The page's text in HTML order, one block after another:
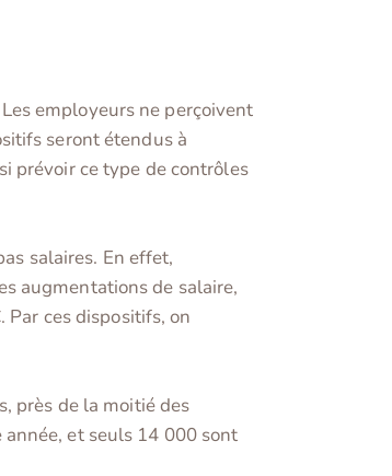
employeurs ne perçoivent
seront étendus à
prévoir ce type de contrôles
salaires. En effet,
augmentations de salaire,
Par ces dispositifs, on
près de la moitié des
et seuls 14 000 sont